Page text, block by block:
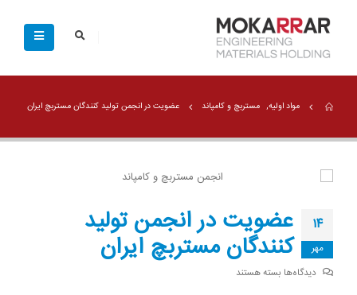
مواد اولیه, مستربچ و کامپاند عضویت در انجمن تولید کنندگان مستربچ ایران
۱۴
مهر
عضویت در انجمن تولید
کنندگان مستربچ ایران
دیدگاه‌ها برای
بسته هستند